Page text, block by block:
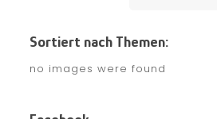
Sortiert nach Themen:
no images were found